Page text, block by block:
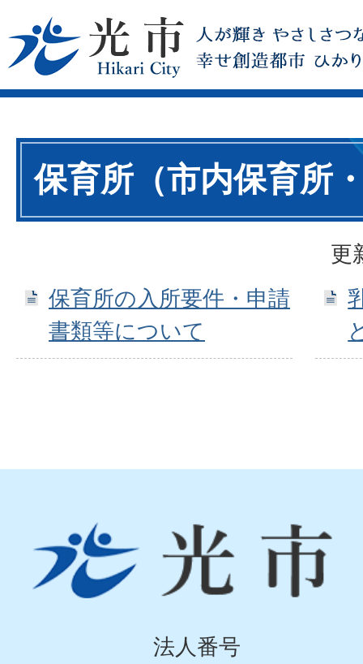
保育所（市内保育所
更
保育所の入所要件・申請
書類等について
市
Hikari
法人番号